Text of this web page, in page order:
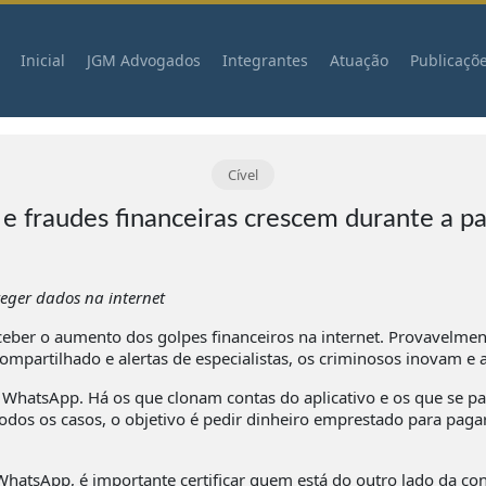
Inicial JGM Advogados Integrantes Atuação
Cível
fraudes financeiras crescem durante a
dados na internet
o aumento dos golpes financeiros na internet.
e alertas de especialistas, os criminosos inovam e
Há os que clonam contas do aplicativo e os que se
os casos, o objetivo é pedir dinheiro emprestado para
é importante certificar quem está do outro lado da